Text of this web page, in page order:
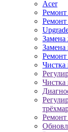
Acer
Ремонт
Ремонт
Замена
Замена
Ремонт
Чистка
Чистка
Ремонт